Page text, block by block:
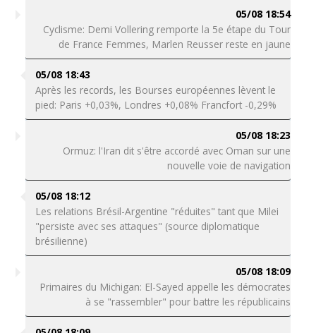
05/08 18:54
Cyclisme: Demi Vollering remporte la 5e étape du Tour
de France Femmes, Marlen Reusser reste en jaune
05/08 18:43
Après les records, les Bourses européennes lèvent le
pied: Paris +0,03%, Londres +0,08% Francfort -0,29%
05/08 18:23
Ormuz: l'Iran dit s'être accordé avec Oman sur une
nouvelle voie de navigation
05/08 18:12
Les relations Brésil-Argentine "réduites" tant que Milei
"persiste avec ses attaques" (source diplomatique
brésilienne)
05/08 18:09
Primaires du Michigan: El-Sayed appelle les démocrates
à se "rassembler" pour battre les républicains